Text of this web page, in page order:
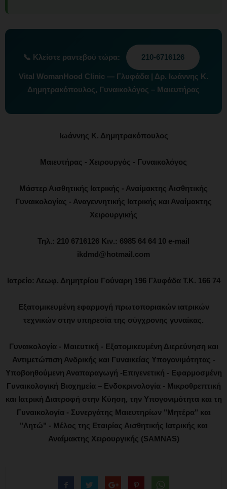
📞 Κλείστε ραντεβού τώρα: 210-6716126
Vital WomanHood Clinic — Γλυφάδα | Δρ. Ιωάννης Κ.
Δημητρακόπουλος, Γυναικολόγος – Μαιευτήρας
Ιωάννης Κ. Δημητρακόπουλος
Μαιευτήρας - Χειρουργός - Γυναικολόγος
Μάστερ Αισθητικής Ιατρικής - Αναίμακτης Αισθητικής
Γυναικολογίας - Αναγεννητικής Ιατρικής και Αναίμακτης
Χειρουργικής
Τηλ.: 210 6716126 Κιν.: 6985 64 64 10 e-mail
ikdmd@hotmail.com
Ιατρείο: Λεωφ. Δημητρίου Γούναρη 196 Γλυφάδα Τ.Κ. 166 74
Εξατομικευμένη εφαρμογή πρωτοποριακών ιατρικών
τεχνικών στην υπηρεσία της σύγχρονης γυναίκας.
Γυναικολογία - Μαιευτική - Εξατομικευμένη Διερεύνηση και
Αντιμετώπιση Ανδρικής και Γυναικείας Υπογονιμότητας -
Υποβοηθούμενη Αναπαραγωγή -Επιγενετική - Εφαρμοσμένη
Γυναικολογική Βιοχημεία – Ενδοκρινολογία - Μικροθρεπτική
και Ιατρική Διατροφή στην Κύηση, την Υπογονιμότητα και τη
Γυναικολογία - Συνεργάτης Μαιευτηρίων "Μητέρα" και
"Λητώ" - Μέλος της Εταιρίας Αισθητικής Ιατρικής και
Αναίμακτης Χειρουργικής (SAMNAS)